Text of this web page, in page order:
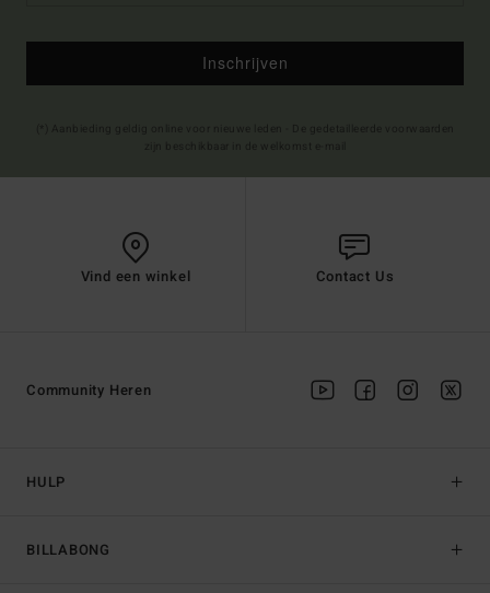
Inschrijven
Vind een winkel Contact Us
HULP
BILLABONG
Community Heren